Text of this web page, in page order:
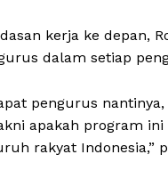
kerja ke depan,
dalam setiap
pengurus
apakah program
rakyat Indonesia,”